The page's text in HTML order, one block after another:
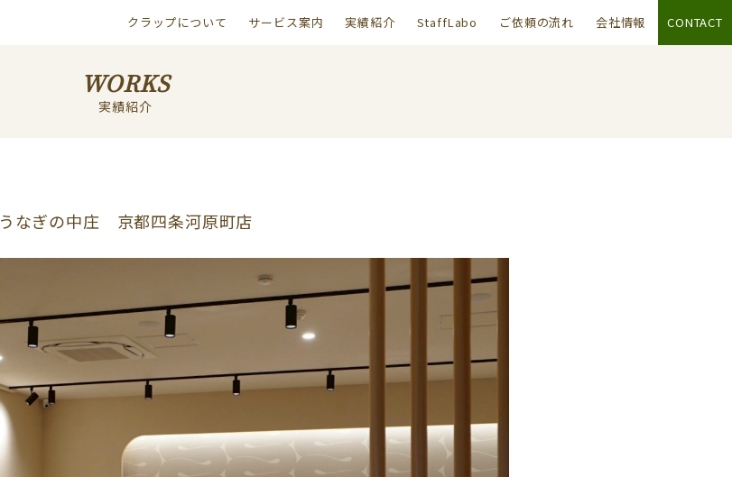
クラップについて サービス案内 実績紹介 StaffLabo ご依頼の流れ 会社情報 CONTACT
WORKS
実績紹介
うなぎの中庄 京都四条河原町店